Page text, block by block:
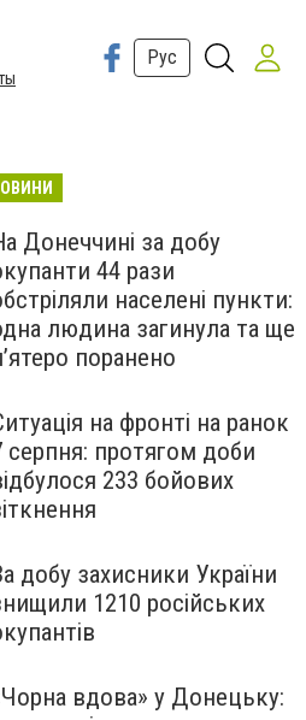
Рус
Донеччині за добу
44 рази
населені пункти:
людина загинула та ще
поранено
на фронті на ранок
серпня: протягом доби
233 бойових
добу захисники України
1210 російських
вдова» у Донецьку: